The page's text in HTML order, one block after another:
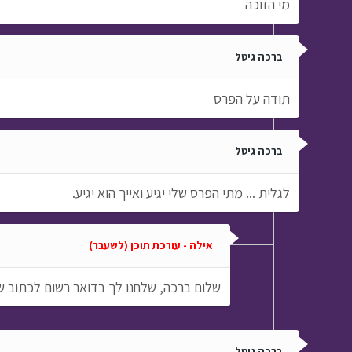
מי הזוכה
ברכה גיטל
תודה על הפרס
ברכה גיטל
לגלית ... מתי הפרס שלי יגיע ואייך הוא יגיע.
אילה - עורכת תוכן (לשעבר)
שלום ברכה, שלחנו לך בדואר רשום